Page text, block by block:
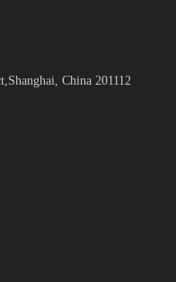
China 201112